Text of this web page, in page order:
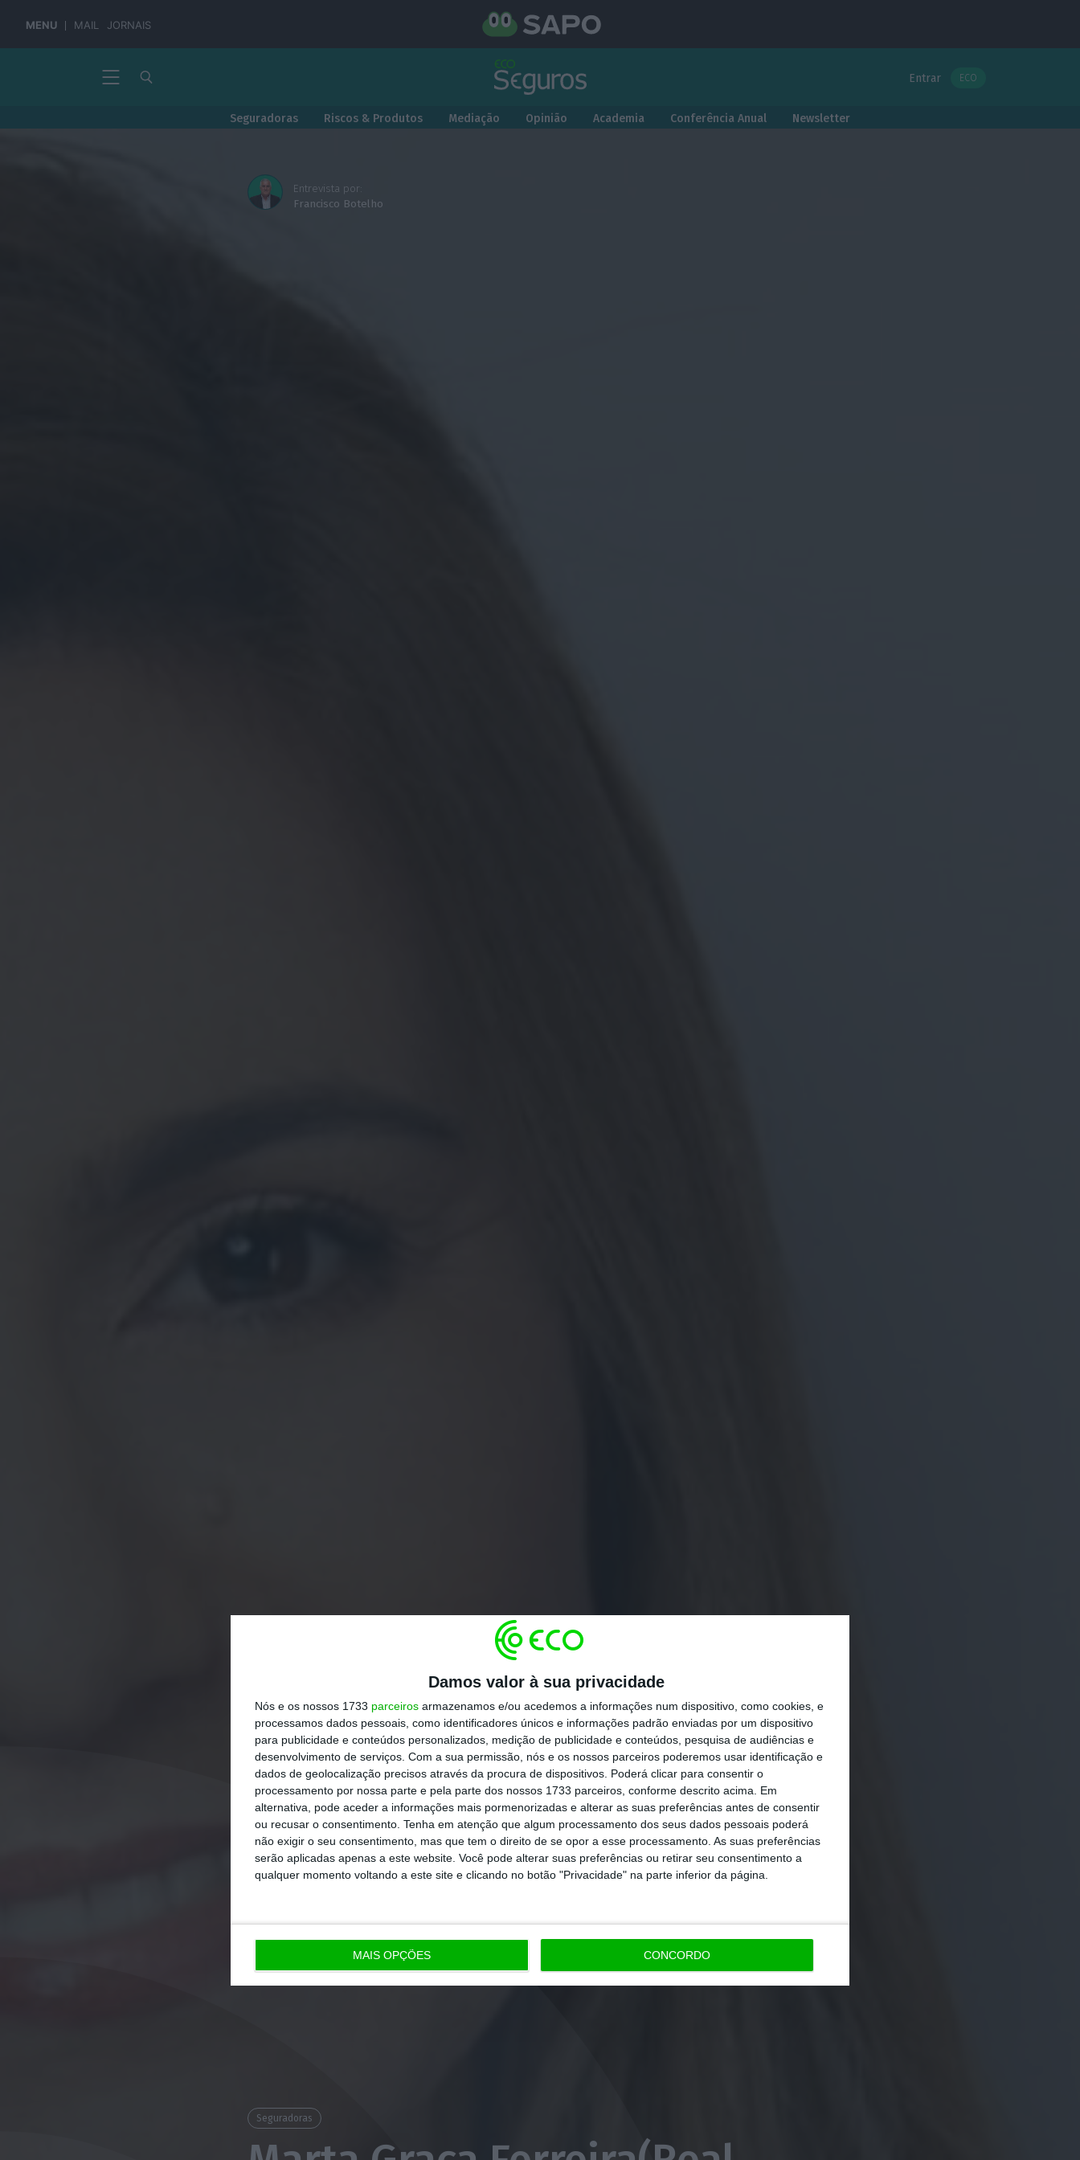
Damos valor à sua privacidade
Nós e os nossos 1733 parceiros armazenamos e/ou acedemos a informações num dispositivo, como cookies, e
processamos dados pessoais, como identificadores únicos e informações padrão enviadas por um dispositivo
para publicidade e conteúdos personalizados, medição de publicidade e conteúdos, pesquisa de audiências e
desenvolvimento de serviços. Com a sua permissão, nós e os nossos parceiros poderemos usar identificação e
dados de geolocalização precisos através da procura de dispositivos. Poderá clicar para consentir o
processamento por nossa parte e pela parte dos nossos 1733 parceiros, conforme descrito acima. Em
alternativa, pode aceder a informações mais pormenorizadas e alterar as suas preferências antes de consentir
ou recusar o consentimento. Tenha em atenção que algum processamento dos seus dados pessoais poderá
não exigir o seu consentimento, mas que tem o direito de se opor a esse processamento. As suas preferências
serão aplicadas apenas a este website. Você pode alterar suas preferências ou retirar seu consentimento a
qualquer momento voltando a este site e clicando no botão "Privacidade" na parte inferior da página.
MAIS OPÇÕES CONCORDO
MENU MAIL JORNAIS
Entrar ECO
Seguradoras Riscos & Produtos Mediação Opinião Academia Conferência Anual Newsletter
Entrevista por:
Francisco Botelho
Seguradoras